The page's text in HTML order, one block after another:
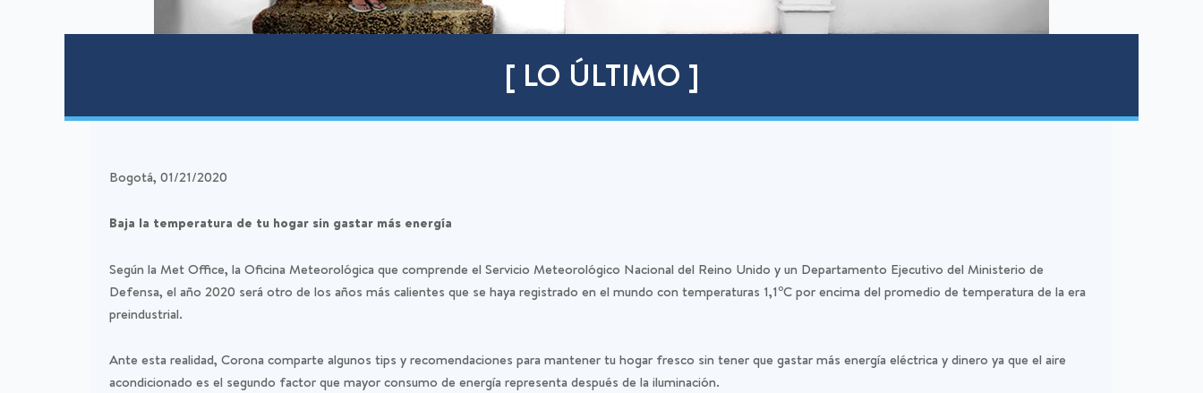
[ LO ÚLTIMO ]
Bogotá, 01/21/2020
Baja la temperatura de tu hogar sin gastar más energía
Según la Met Office, la Oficina Meteorológica que comprende el Servicio Meteorológico Nacional del Reino Unido y un Departamento Ejecutivo del Ministerio de
Defensa, el año 2020 será otro de los años más calientes que se haya registrado en el mundo con temperaturas 1,1oC por encima del promedio de temperatura de la era
preindustrial.
Ante esta realidad, Corona comparte algunos tips y recomendaciones para mantener tu hogar fresco sin tener que gastar más energía eléctrica y dinero ya que el aire
acondicionado es el segundo factor que mayor consumo de energía representa después de la iluminación.